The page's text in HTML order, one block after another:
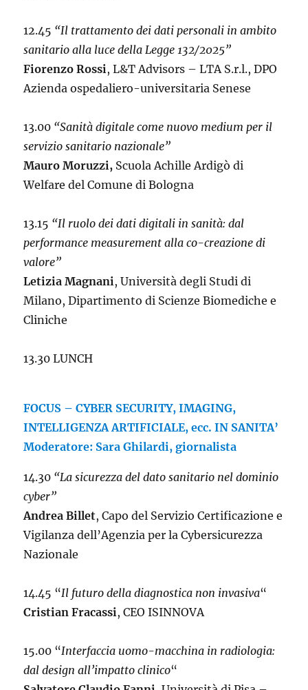
12.45 “Il trattamento dei dati personali in ambito
sanitario alla luce della Legge 132/2025”
Fiorenzo Rossi, L&T Advisors – LTA S.r.l., DPO
Azienda ospedaliero-universitaria Senese
13.00 “Sanità digitale come nuovo medium per il
servizio sanitario nazionale”
Mauro Moruzzi, Scuola Achille Ardigò di
Welfare del Comune di Bologna
13.15 “Il ruolo dei dati digitali in sanità: dal
performance measurement alla co-creazione di
valore”
Letizia Magnani, Università degli Studi di
Milano, Dipartimento di Scienze Biomediche e
Cliniche
13.30 LUNCH
FOCUS – CYBER SECURITY, IMAGING,
INTELLIGENZA ARTIFICIALE, ecc. IN SANITA’
Moderatore: Sara Ghilardi, giornalista
14.30 “La sicurezza del dato sanitario nel dominio
cyber”
Andrea Billet, Capo del Servizio Certificazione e
Vigilanza dell’Agenzia per la Cybersicurezza
Nazionale
14.45 “Il futuro della diagnostica non invasiva“
Cristian Fracassi, CEO ISINNOVA
15.00 “Interfaccia uomo-macchina in radiologia:
dal design all’impatto clinico“